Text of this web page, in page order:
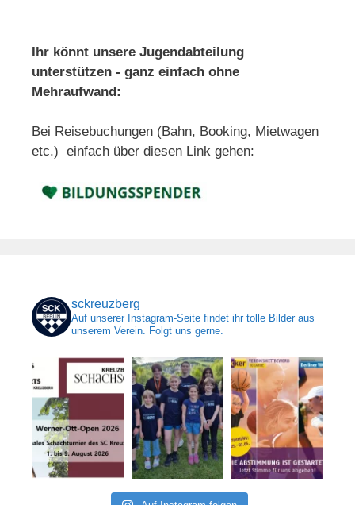
Ihr könnt unsere Jugendabteilung
unterstützen - ganz einfach ohne
Mehraufwand:
Bei Reisebuchungen (Bahn, Booking, Mietwagen
etc.) einfach über diesen Link gehen:
sckreuzberg
Auf unserer Instagram-Seite findet ihr tolle Bilder aus
unserem Verein. Folgt uns gerne.